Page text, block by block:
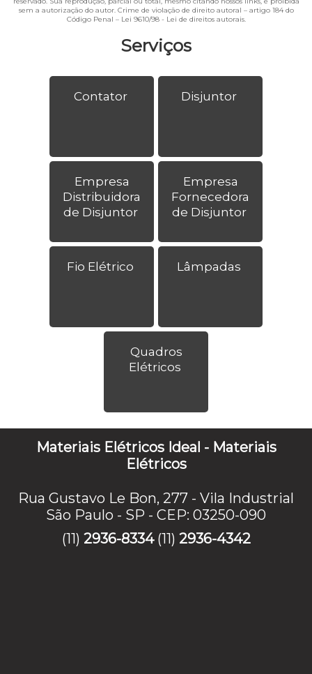
Serviços
Contator Disjuntor
Empresa
Distribuidora
de Disjuntor
Empresa
Fornecedora
de Disjuntor
Fio Elétrico Lâmpadas
Quadros
Elétricos
sem a autorização do autor. Crime de violação de direito autoral – artigo 184 do
Código Penal – Lei 9610/98 - Lei de direitos autorais.
Materiais Elétricos Ideal - Materiais
Elétricos
Rua Gustavo Le Bon, 277 - Vila Industrial
São Paulo - SP - CEP: 03250-090
(11) 2936-8334 (11) 2936-4342